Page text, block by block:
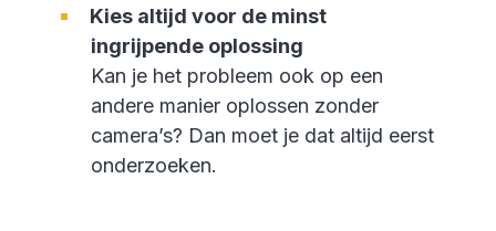
Kies altijd voor de minst
ingrijpende oplossing
Kan je het probleem ook op een
andere manier oplossen zonder
camera’s? Dan moet je dat altijd eerst
onderzoeken.